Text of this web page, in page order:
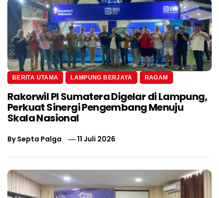
BERITA UTAMA LAMPUNG BERJAYA RAGAM
Rakorwil PI Sumatera Digelar di Lampung,
Perkuat Sinergi Pengembang Menuju
Skala Nasional
BySepta Palga 11 Juli 2026